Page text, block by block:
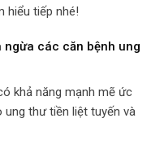
hiểu tiếp nhé!
ngừa các căn bệnh ung
khả năng mạnh mẽ ức
thư tiền liệt tuyến và